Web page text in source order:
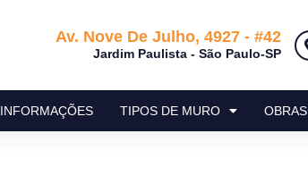
Av. Nove De Julho, 4927 - #42
Jardim Paulista - São Paulo-SP
INFORMAÇÕES TIPOS DE MURO OBRAS